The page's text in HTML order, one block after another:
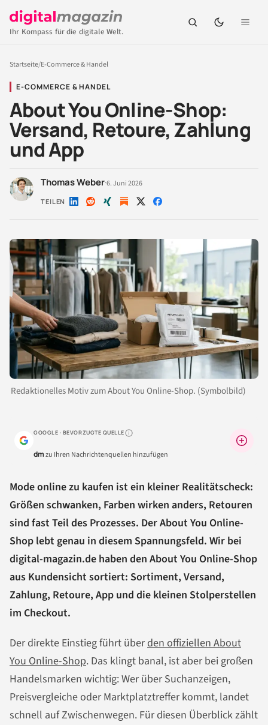
Ihr Kompass für die digitale Welt.
Startseite/E-Commerce & Handel
E-COMMERCE & HANDEL
About You Online-Shop:
Versand, Retoure, Zahlung
und App
Thomas Weber·6. Juni 2026
TEILEN Auf Auf Auf Auf Auf
Redaktionelles Motiv zum About You Online-Shop. (Symbolbild)
GOOGLE · BEVORZUGTE QUELLEWarum lohnt sich das?
dmzu Ihren Nachrichtenquellen hinzufügen
Mode online zu kaufen ist ein kleiner Realitätscheck:
Größen schwanken, Farben wirken anders, Retouren
sind fast Teil des Prozesses. Der About You Online-
Shop lebt genau in diesem Spannungsfeld. Wir bei
digital-magazin.de haben den About You Online-Shop
aus Kundensicht sortiert: Sortiment, Versand,
Zahlung, Retoure, App und die kleinen Stolperstellen
im Checkout.
Der direkte Einstieg führt überden offiziellen About
You Online-Shop. Das klingt banal, ist aber bei großen
Handelsmarken wichtig: Wer über Suchanzeigen,
Preisvergleiche oder Marktplatztreffer kommt, landet
schnell auf Zwischenwegen. Für diesen Überblick zählt